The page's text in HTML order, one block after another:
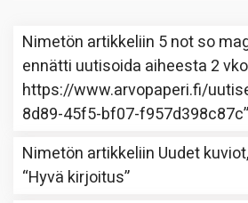
Nimetön artikkeliin 5 not so
ennätti uutisoida aiheesta 2
https://www.arvopaperi.fi/
8d89-45f5-bf07-f957d398c87c”
Nimetön artikkeliin Uudet
“Hyvä kirjoitus”